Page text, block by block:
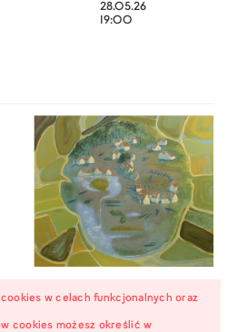
28.05.26
19:00
w celach funkcjonalnych oraz
cookies możesz określić w